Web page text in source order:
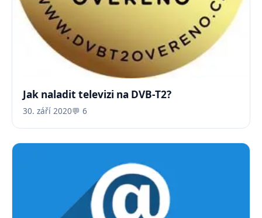
Jak naladit televizi na DVB-T2?
30. září 2020💬 6